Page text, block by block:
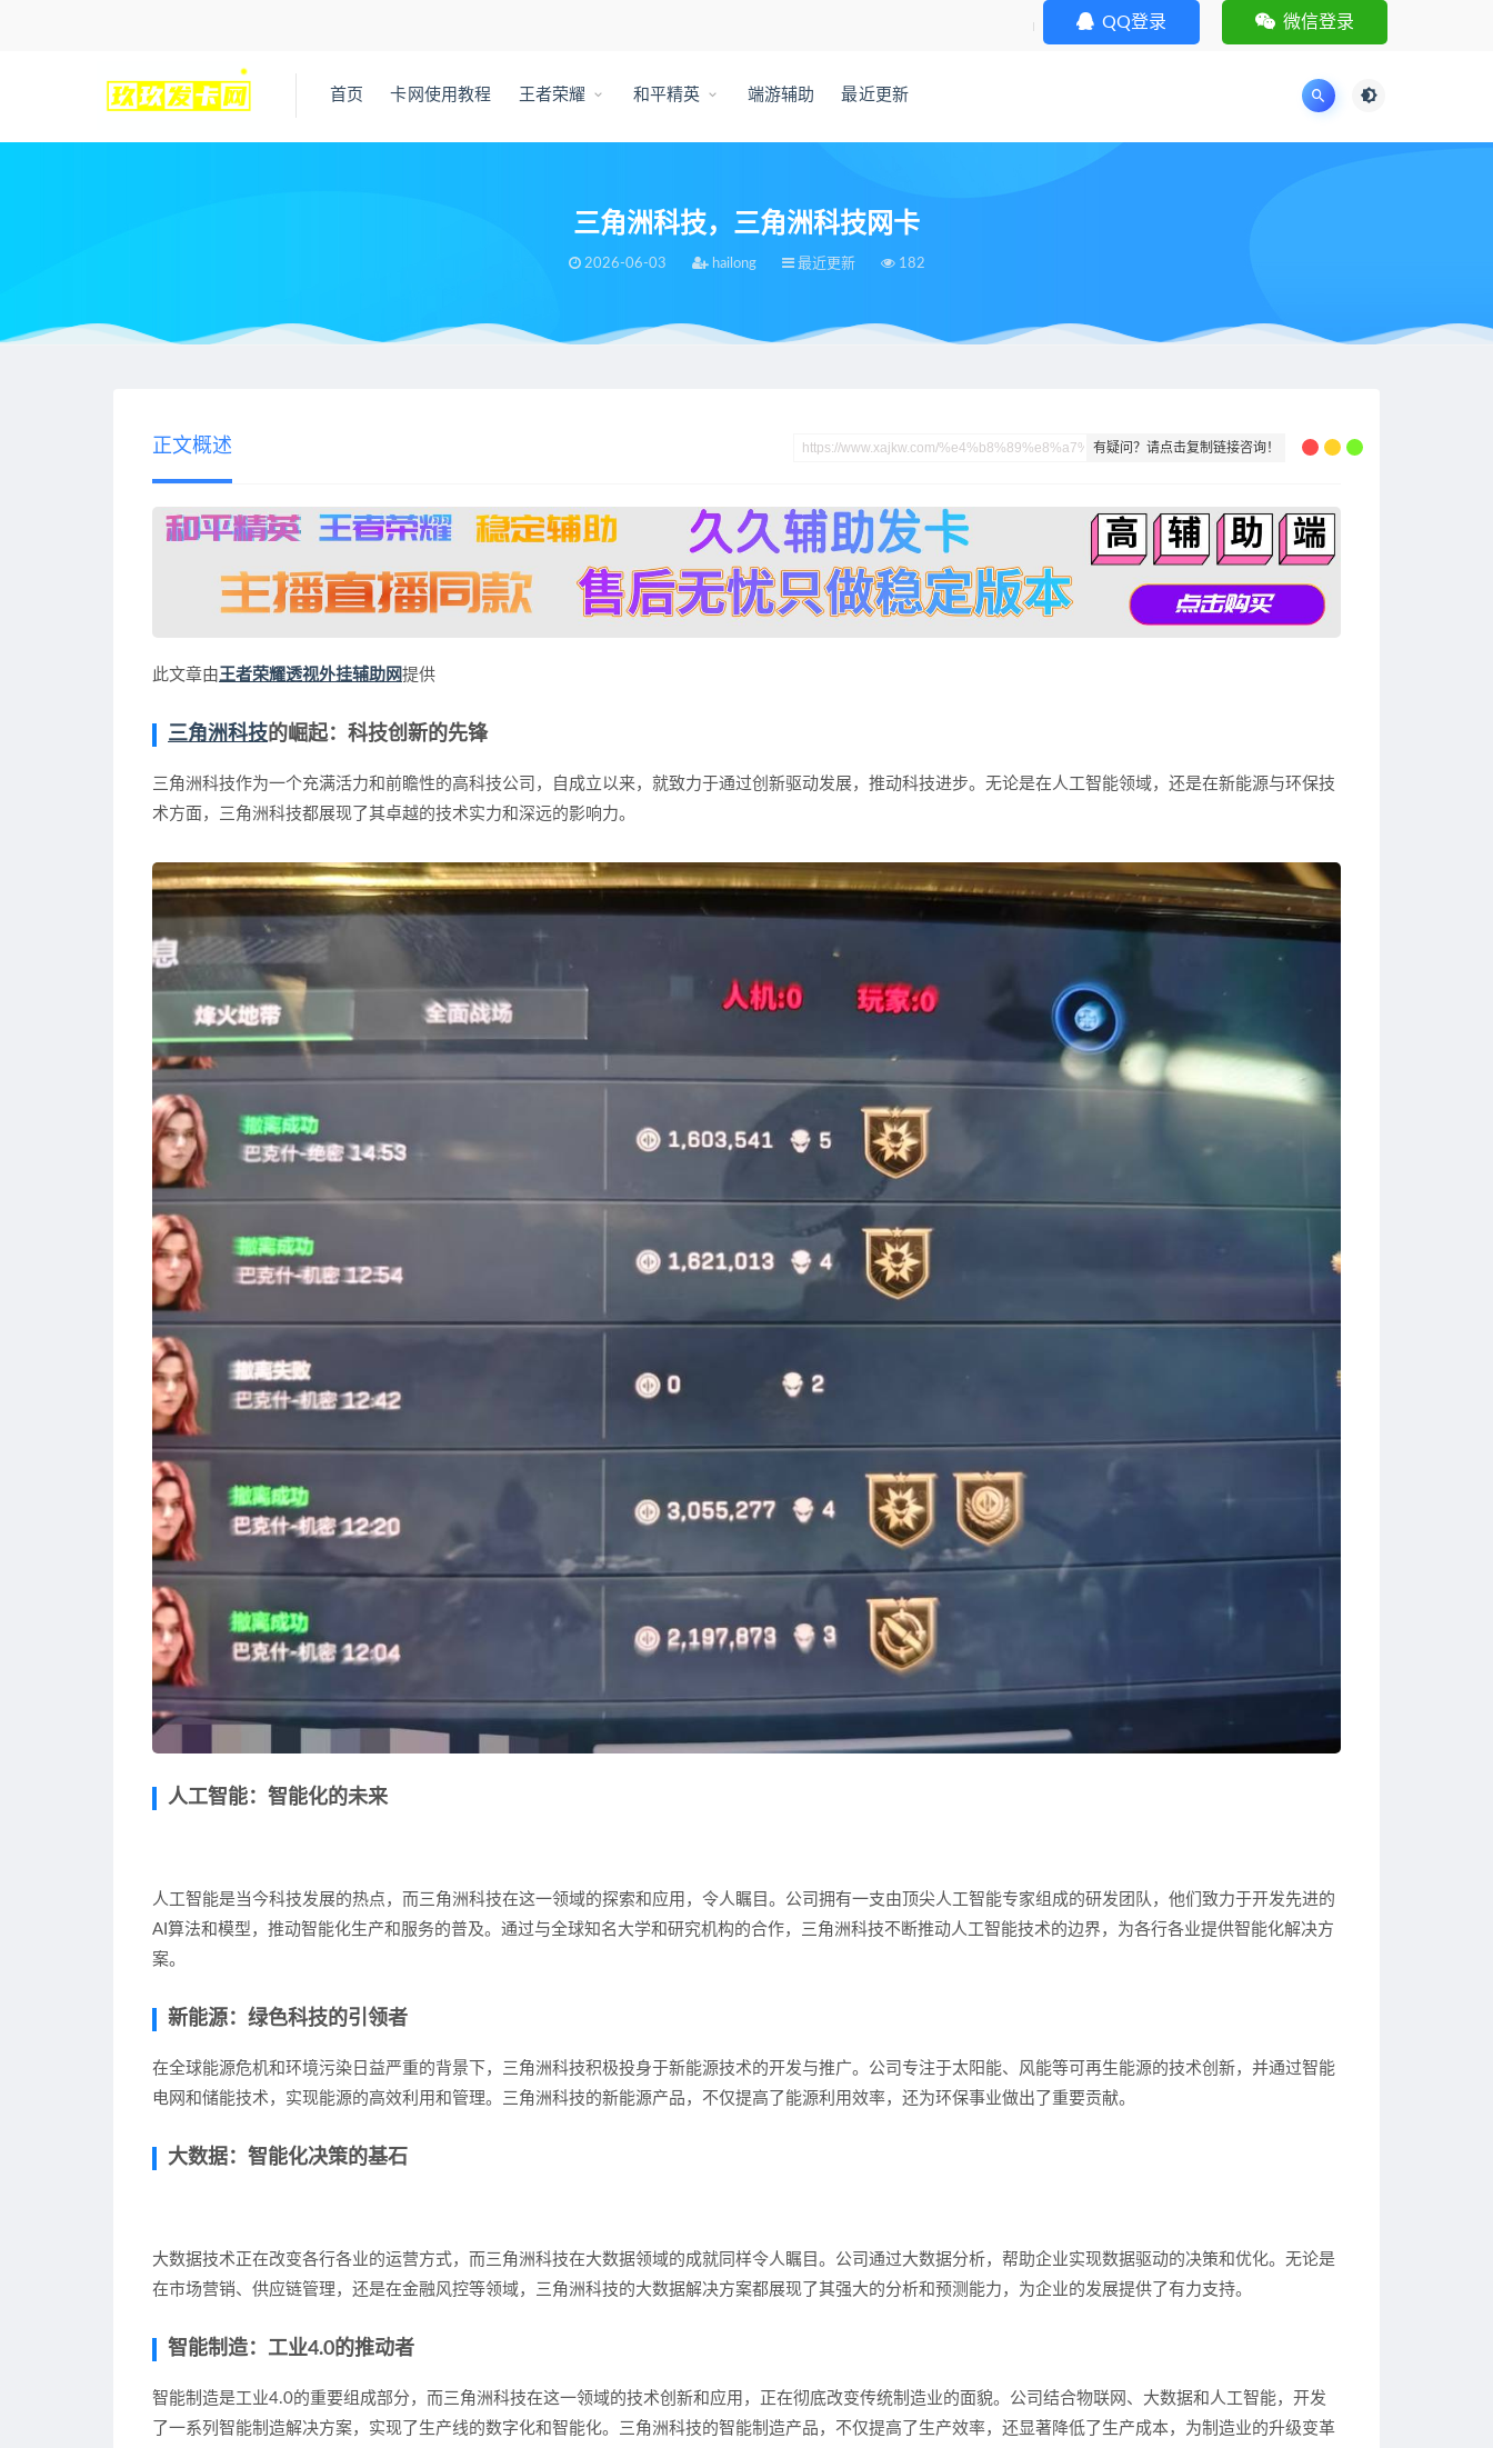
QQ登录 微信登录
首页 卡网使用教程 王者荣耀 和平精英 端游辅助 最近更新
三角洲科技，三角洲科技网卡
2026-06-03 hailong 最近更新 182
当前位置： 王者荣耀辅助网 > 最近更新 三角洲科技，三角洲科技网卡
有疑问？请点击复制链接咨询！
正文概述
此文章由王者荣耀透视外挂辅助网提供
三角洲科技的崛起：科技创新的先锋
三角洲科技作为一个充满活力和前瞻性的高科技公司，自成立以来，就致力于通过创新驱动发展，推动科技进步。无论是在人工智能领域，还是在新能源与环保技
术方面，三角洲科技都展现了其卓越的技术实力和深远的影响力。
人工智能：智能化的未来
人工智能是当今科技发展的热点，而三角洲科技在这一领域的探索和应用，令人瞩目。公司拥有一支由顶尖人工智能专家组成的研发团队，他们致力于开发先进的
AI算法和模型，推动智能化生产和服务的普及。通过与全球知名大学和研究机构的合作，三角洲科技不断推动人工智能技术的边界，为各行各业提供智能化解决方
案。
新能源：绿色科技的引领者
在全球能源危机和环境污染日益严重的背景下，三角洲科技积极投身于新能源技术的开发与推广。公司专注于太阳能、风能等可再生能源的技术创新，并通过智能
电网和储能技术，实现能源的高效利用和管理。三角洲科技的新能源产品，不仅提高了能源利用效率，还为环保事业做出了重要贡献。
大数据：智能化决策的基石
大数据技术正在改变各行各业的运营方式，而三角洲科技在大数据领域的成就同样令人瞩目。公司通过大数据分析，帮助企业实现数据驱动的决策和优化。无论是
在市场营销、供应链管理，还是在金融风控等领域，三角洲科技的大数据解决方案都展现了其强大的分析和预测能力，为企业的发展提供了有力支持。
智能制造：工业4.0的推动者
智能制造是工业4.0的重要组成部分，而三角洲科技在这一领域的技术创新和应用，正在彻底改变传统制造业的面貌。公司结合物联网、大数据和人工智能，开发
了一系列智能制造解决方案，实现了生产线的数字化和智能化。三角洲科技的智能制造产品，不仅提高了生产效率，还显著降低了生产成本，为制造业的升级变革